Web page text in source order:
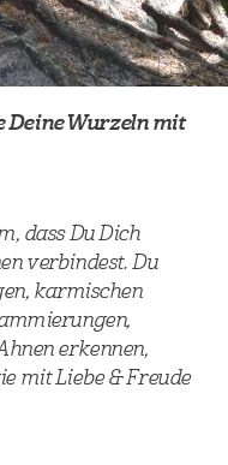
Deine Wurzeln mit
dass Du Dich
verbindest. Du
karmischen
erkennen,
mit Liebe & Freude